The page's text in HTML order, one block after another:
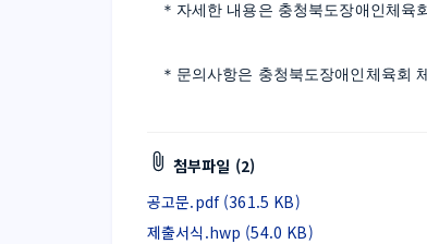
＊자세한 내용은 충청북도장애인체육
＊문의사항은 충청북도장애인체육회
첨부파일 (2)
공고문.pdf (361.5 KB)
제출서식.hwp (54.0 KB)